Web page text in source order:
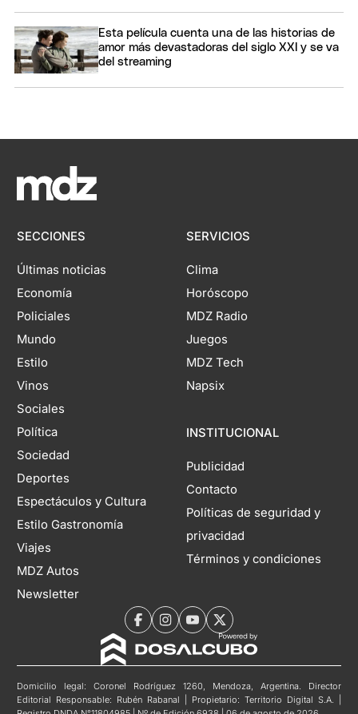
Esta película cuenta una de las historias de
amor más devastadoras del siglo XXI y se va
del streaming
SECCIONES
Últimas noticias
Economía
Policiales
Mundo
Estilo
Vinos
Sociales
Política
Sociedad
Deportes
Espectáculos y Cultura
Estilo Gastronomía
Viajes
MDZ Autos
Newsletter
SERVICIOS
Clima
Horóscopo
MDZ Radio
Juegos
MDZ Tech
Napsix
INSTITUCIONAL
Publicidad
Contacto
Políticas de seguridad y
privacidad
Términos y condiciones
Domicilio legal: Coronel Rodríguez 1260, Mendoza, Argentina. Director
Editorial Responsable: Rubén Rabanal | Propietario: Territorio Digital S.A. |